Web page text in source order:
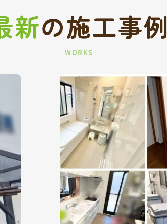
新の施工事例
WORKS